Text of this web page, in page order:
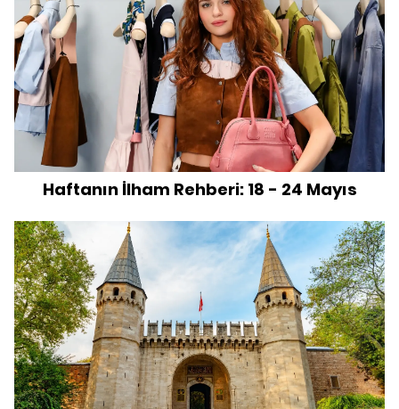
Haftanın İlham Rehberi: 18 - 24 Mayıs